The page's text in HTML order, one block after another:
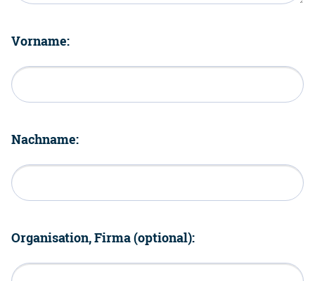
Vorname:
Nachname:
Organisation, Firma (optional):